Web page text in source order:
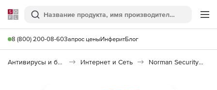
Softline
Поиск
8 (800) 200-08-60Запрос ценыИнферитБлог
Антивирусы и безопасность Интернет и Сеть Norman Security Suite